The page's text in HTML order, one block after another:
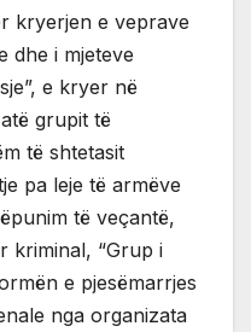
kryerjen e veprave
dhe i mjeteve
e kryer në
grupit të
të shtetasit
pa leje të armëve
të veçantë,
kriminal, “Grup i
e pjesëmarrjes
nga organizata